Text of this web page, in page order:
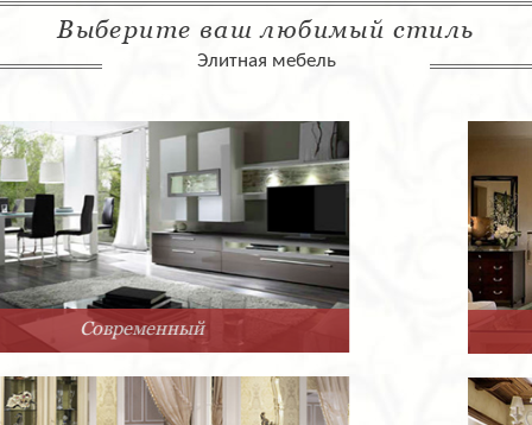
Выберите ваш любимый стиль
Элитная мебель
Арт-Деко